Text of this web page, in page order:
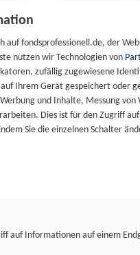
auf fondsprofessionell.de, der
nutzen wir Technologien von
zufällig zugewiesene
Ihrem Gerät gespeichert oder
und Inhalte, Messung
Dies ist für den Zugriff
Sie die einzelnen Schalter
auf Informationen auf einem